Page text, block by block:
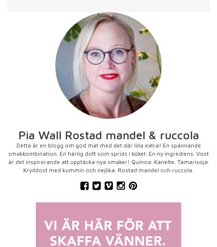
Pia Wall Rostad mandel & ruccola
Detta är en blogg om god mat med det där lilla extra! En spännande
smakkombination. En härlig doft som sprids i köket. En ny ingrediens. Visst
är det inspirerande att upptäcka nya smaker! Quinoa. Kanelte. Tamarisoja.
Kryddost med kummin och nejlika. Rostad mandel och ruccola.